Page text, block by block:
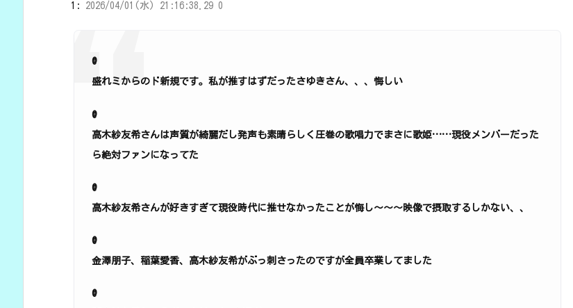
1: 2026/04/01(水) 21:16:38.29 0
@
盛れミからのド新規です。私が推すはずだったさゆきさん、、、悔しい
@
高木紗友希さんは声質が綺麗だし発声も素晴らしく圧巻の歌唱力でまさに歌姫……現役メンバーだった
ら絶対ファンになってた
@
高木紗友希さんが好きすぎて現役時代に推せなかったことが悔し～～～映像で摂取するしかない、、
@
金澤朋子、稲葉愛香、高木紗友希がぶっ刺さったのですが全員卒業してました
@